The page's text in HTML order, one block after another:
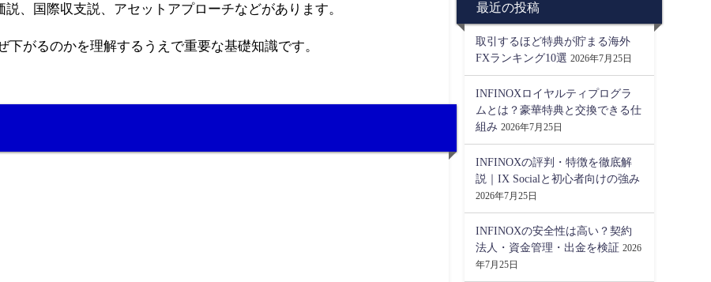
、国際収支説、アセットアプローチなどがあります。
がるのかを理解するうえで重要な基礎知識です。
最近の投稿
取引するほど特典が貯まる海外
FXランキング10選 2026年7月25日
INFINOXロイヤルティプログラ
ムとは？豪華特典と交換できる仕
組み 2026年7月25日
INFINOXの評判・特徴を徹底解
説｜IX Socialと初心者向けの強み
2026年7月25日
INFINOXの安全性は高い？契約
法人・資金管理・出金を検証 2026
年7月25日